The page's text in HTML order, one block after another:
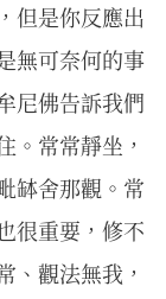
但是你反應出
無可奈何的事
尼佛告訴我們
。常常靜坐，
缽舍那觀。常
很重要，修不
、觀法無我，